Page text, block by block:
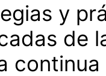
y
de
continua